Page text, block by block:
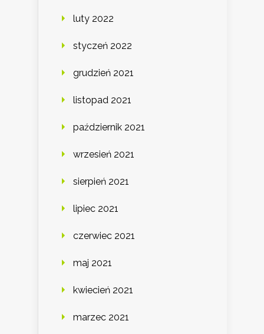
luty 2022
styczeń 2022
grudzień 2021
listopad 2021
październik 2021
wrzesień 2021
sierpień 2021
lipiec 2021
czerwiec 2021
maj 2021
kwiecień 2021
marzec 2021